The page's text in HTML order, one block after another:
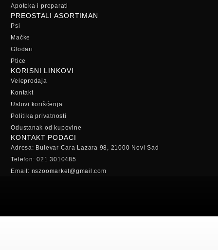
Apoteka i preparati
PREOSTALI ASORTIMAN
Psi
Mačke
Glodari
Ptice
KORISNI LINKOVI
Veleprodaja
Kontakt
Uslovi korišćenja
Politika privatnosti
Odustanak od kupovine
KONTAKT PODACI
Adresa: Bulevar Cara Lazara 98, 21000 Novi Sad
Telefon: 021 3010485
Email: nszoomarket@gmail.com